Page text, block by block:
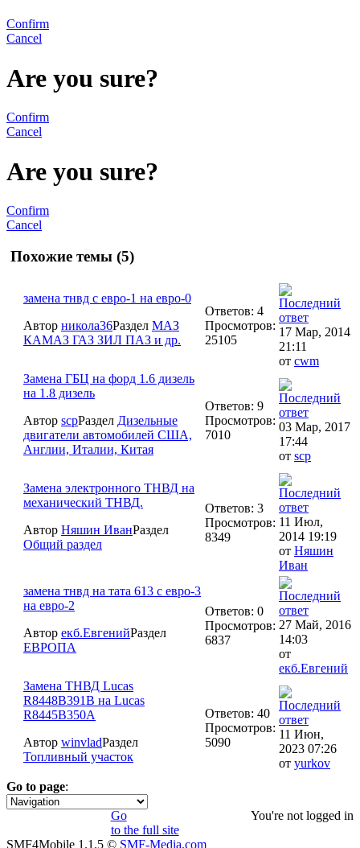
Confirm
Cancel
Are you sure?
Confirm
Cancel
Are you sure?
Confirm
Cancel
Похожие темы (5)
замена тнвд с евро-1 на евро-0
Автор никола36Раздел МАЗ
КАМАЗ ГАЗ ЗИЛ ПАЗ и др.
Ответов: 4
Просмотров:
25105
17 Мар, 2014
21:11
от cwm
Замена ГБЦ на форд 1.6 дизель
на 1.8 дизель
Автор scpРаздел Дизельные
двигатели автомобилей США,
Англии, Италии, Китая
Ответов: 9
Просмотров:
7010
03 Мар, 2017
17:44
от scp
Замена электронного ТНВД на
механический ТНВД.
Автор Няшин ИванРаздел
Общий раздел
Ответов: 3
Просмотров:
8349
11 Июл,
2014 19:19
от Няшин
Иван
замена тнвд на тата 613 с евро-3
на евро-2
Автор екб.ЕвгенийРаздел
ЕВРОПА
Ответов: 0
Просмотров:
6837
27 Май, 2016
14:03
от
екб.Евгений
Замена ТНВД Lucas
R8448B391B на Lucas
R8445B350A
Автор winvladРаздел
Топливный участок
Ответов: 40
Просмотров:
5090
11 Июн,
2023 07:26
от yurkov
Go to page:
1
You're not logged in
Go
to the full site
SMF4Mobile 1.1.5 © SMF-Media.com